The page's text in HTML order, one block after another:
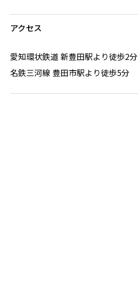
アクセス
愛知環状鉄道 新豊田駅より徒歩2分
名鉄三河線 豊田市駅より徒歩5分